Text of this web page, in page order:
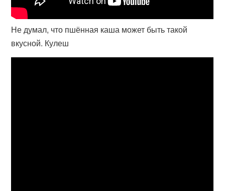
Не думал, что пшённая каша может быть такой
вкусной. Кулеш